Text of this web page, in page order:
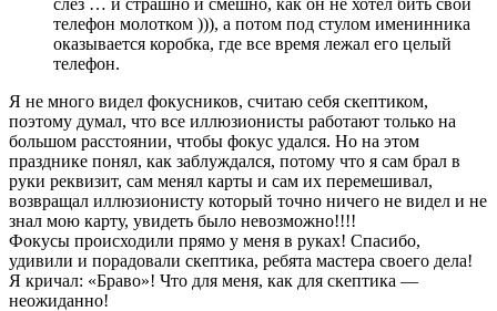
слез … и страшно и смешно, как он не хотел бить свой
телефон молотком ))), а потом под стулом именинника
оказывается коробка, где все время лежал его целый
телефон.
Я не много видел фокусников, считаю себя скептиком,
поэтому думал, что все иллюзионисты работают только на
большом расстоянии, чтобы фокус удался. Но на этом
празднике понял, как заблуждался, потому что я сам брал в
руки реквизит, сам менял карты и сам их перемешивал,
возвращал иллюзионисту который точно ничего не видел и не
знал мою карту, увидеть было невозможно!!!!
Фокусы происходили прямо у меня в руках! Спасибо,
удивили и порадовали скептика, ребята мастера своего дела!
Я кричал: «Браво»! Что для меня, как для скептика —
неожиданно!